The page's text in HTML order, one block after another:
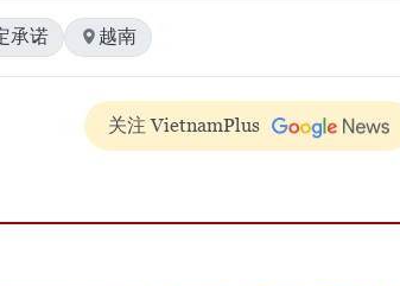
承诺 越南
关注 VietnamPlus